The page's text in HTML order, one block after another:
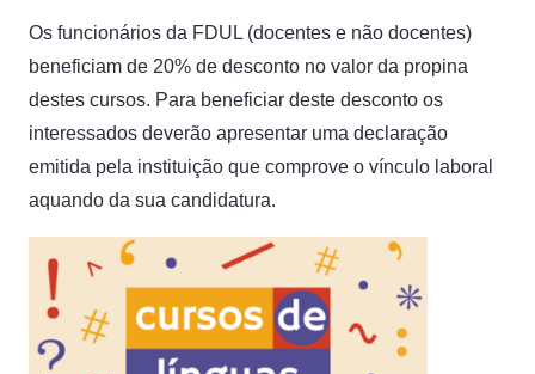
Os funcionários da FDUL (docentes e não docentes)
beneficiam de 20% de desconto no valor da propina
destes cursos. Para beneficiar deste desconto os
interessados deverão apresentar uma declaração
emitida pela instituição que comprove o vínculo laboral
aquando da sua candidatura.